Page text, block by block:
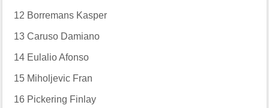
12 Borremans Kasper
13 Caruso Damiano
14 Eulalio Afonso
15 Miholjevic Fran
16 Pickering Finlay